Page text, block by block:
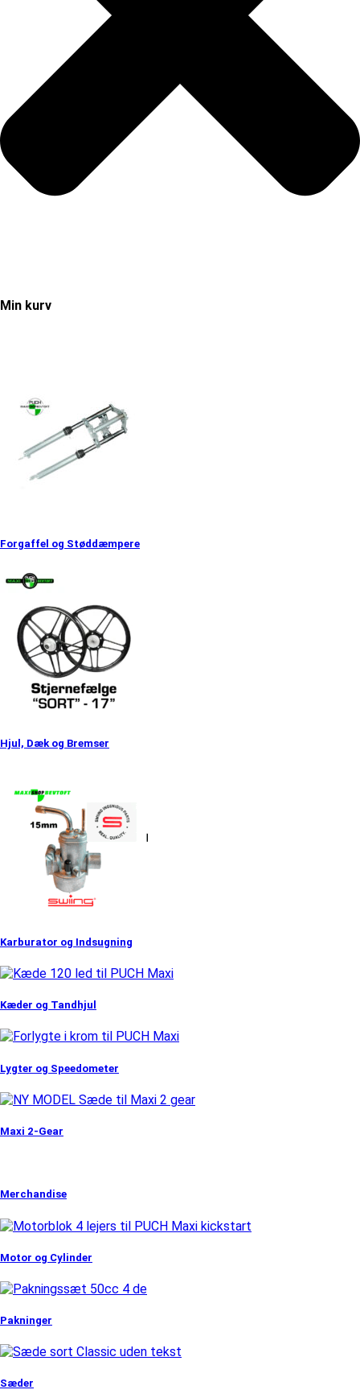
Min kurv
Forgaffel og Støddæmpere
Hjul, Dæk og Bremser
Karburator og Indsugning
Kæder og Tandhjul
Lygter og Speedometer
Maxi 2-Gear
Merchandise
Motor og Cylinder
Pakninger
Sæder